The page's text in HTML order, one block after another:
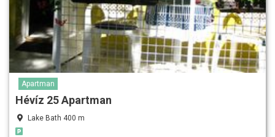
Apartman
Hévíz 25 Apartman
Lake Bath 400 m